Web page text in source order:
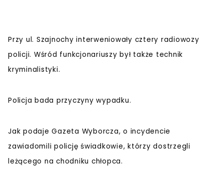
Przy ul. Szajnochy interweniowały cztery radiowozy
policji. Wśród funkcjonariuszy był także technik
kryminalistyki.
Policja bada przyczyny wypadku.
Jak podaje Gazeta Wyborcza, o incydencie
zawiadomili policję świadkowie, którzy dostrzegli
leżącego na chodniku chłopca.